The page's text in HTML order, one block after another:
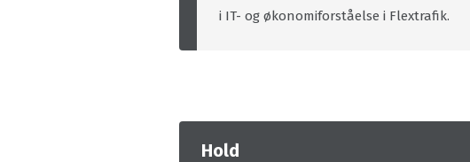
i IT- og økonomiforståelse i Flextrafik.
Hold